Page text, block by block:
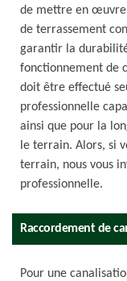
de mettre en œuvre
de terrassement
garantir la
fonctionnement de
doit être effectué
professionnelle
ainsi que pour la
le terrain. Alors, si
terrain, nous vous
professionnelle.
Raccordement de
Pour une